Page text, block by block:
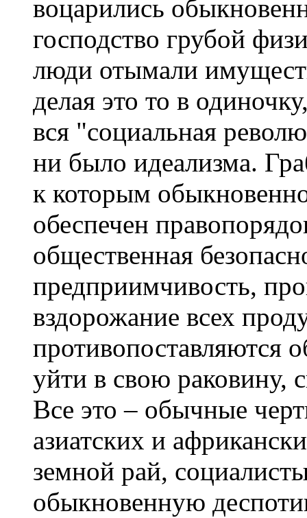
воцарились
господство грубой
люди отымали
делая это то в
вся "социальная
ни было идеализма.
к которым
обеспечен
общественная
предприимчивость,
вздорожание всех
противопоставляются
уйти в свою раковину,
Все это – обычные
азиатских и
земной рай,
обыкновенную